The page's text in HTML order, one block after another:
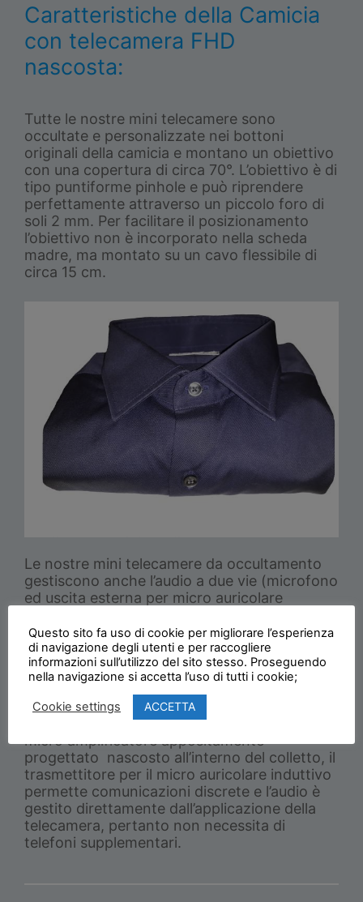
Caratteristiche della Camicia
con telecamera FHD
nascosta:
Tutte le nostre mini telecamere sono
occultate e personalizzate nei bottoni
originali della camicia e montano un obiettivo
con una copertura di circa 70°. L’obiettivo è di
tipo puntiforme pinhole e può riprendere
perfettamente attraverso un piccolo foro di
soli 2 mm. Per facilitare il posizionamento
l’obiettivo non è incorporato nella scheda
madre, ma montato su un cavo flessibile di
circa 15 cm.
Le nostre mini telecamere da occultamento
gestiscono anche l’audio a due vie (microfono
ed uscita esterna per micro auricolare
Tutti i modelli di questa gamma sono dotati di
un microfono incorporato in grado di coprire
un locale di medie dimensioni.
Le nostre telecamere WiFi dispongono di un
micro amplificatore appositamente
progettato nascosto all’interno del colletto, il
trasmettitore per il micro auricolare induttivo
permette comunicazioni discrete e l’audio è
gestito direttamente dall’applicazione della
telecamera, pertanto non necessita di
telefoni supplementari.
Questo sito fa uso di cookie per migliorare l’esperienza
di navigazione degli utenti e per raccogliere
informazioni sull’utilizzo del sito stesso. Proseguendo
nella navigazione si accetta l’uso di tutti i cookie;
Cookie settings ACCETTA